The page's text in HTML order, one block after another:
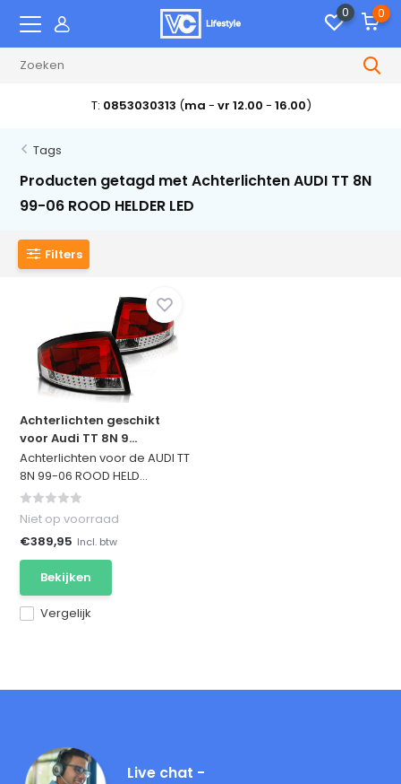
0 0
T: 0853030313 (ma - vr 12.00 - 16.00)
Tags
Producten getagd met Achterlichten AUDI TT 8N
99-06 ROOD HELDER LED
Filters
Achterlichten geschikt
voor Audi TT 8N 9...
Achterlichten voor de AUDI TT
8N 99-06 ROOD HELD...
Vergelijk
Niet op voorraad
€389,95 Incl. btw
Bekijken
Live chat -